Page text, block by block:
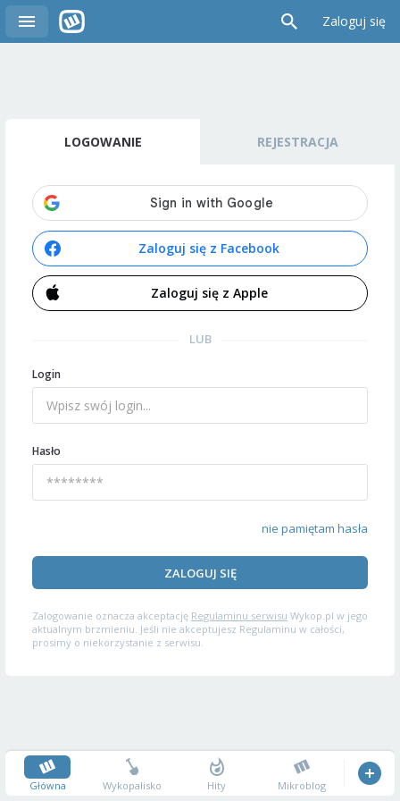
Zaloguj się
LOGOWANIE REJESTRACJA
Zaloguj się z Facebook
Zaloguj się z Apple
LUB
Login
Hasło
nie pamiętam hasła
ZALOGUJ SIĘ
Zalogowanie oznacza akceptację Regulaminu serwisu Wykop.pl w jego
aktualnym brzmieniu. Jeśli nie akceptujesz Regulaminu w całości,
prosimy o niekorzystanie z serwisu.
Główna Wykopalisko Hity Mikroblog